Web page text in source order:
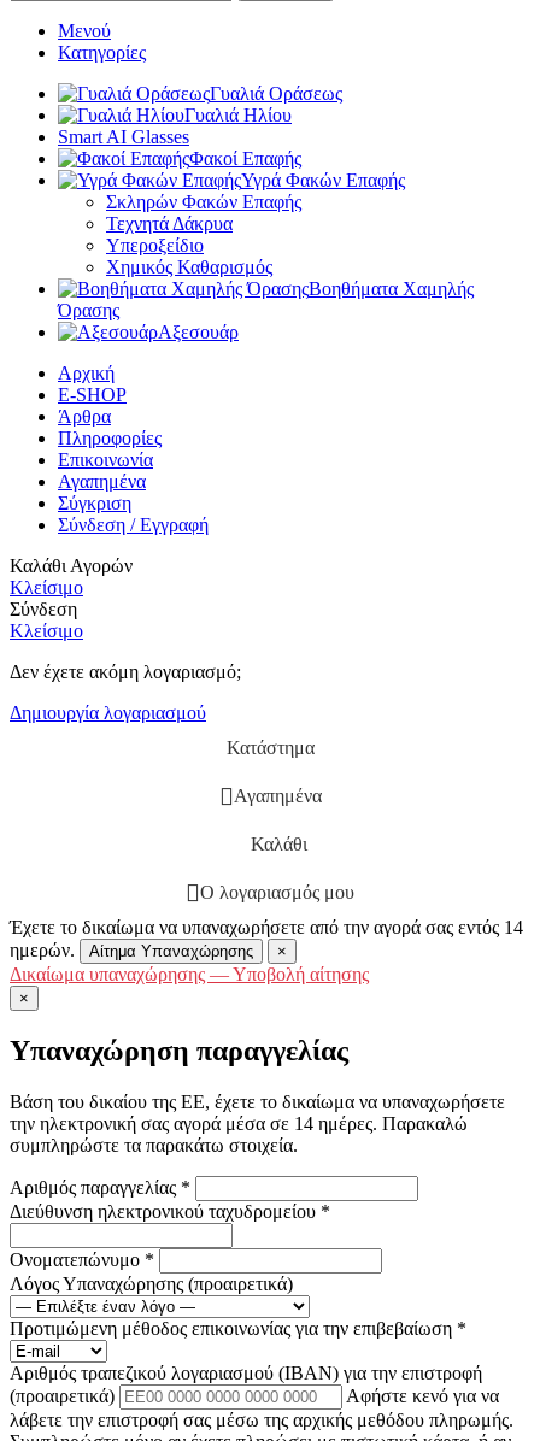
Μενού
Κατηγορίες
Γυαλιά Οράσεως
Γυαλιά Ηλίου
Smart AI Glasses
Φακοί Επαφής
Υγρά Φακών Επαφής
Σκληρών Φακών Επαφής
Τεχνητά Δάκρυα
Υπεροξείδιο
Χημικός Καθαρισμός
Βοηθήματα Χαμηλής
Όρασης
Αξεσουάρ
Αρχική
E-SHOP
Άρθρα
Πληροφορίες
Επικοινωνία
Αγαπημένα
Σύγκριση
Σύνδεση / Εγγραφή
Καλάθι Αγορών
Κλείσιμο
Σύνδεση
Κλείσιμο
Δεν έχετε ακόμη λογαριασμό;
Δημιουργία λογαριασμού
Κατάστημα
Αγαπημένα
Καλάθι
Ο λογαριασμός μου
Έχετε το δικαίωμα να υπαναχωρήσετε από την αγορά σας εντός 14
ημερών.
Αίτημα Υπαναχώρησης ×
Δικαίωμα υπαναχώρησης — Υποβολή αίτησης
×
Υπαναχώρηση παραγγελίας
Βάση του δικαίου της ΕΕ, έχετε το δικαίωμα να υπαναχωρήσετε
την ηλεκτρονική σας αγορά μέσα σε 14 ημέρες. Παρακαλώ
συμπληρώστε τα παρακάτω στοιχεία.
Αριθμός παραγγελίας *
Διεύθυνση ηλεκτρονικού ταχυδρομείου *
Ονοματεπώνυμο *
Λόγος Υπαναχώρησης (προαιρετικά)
Προτιμώμενη μέθοδος επικοινωνίας για την επιβεβαίωση *
Αριθμός τραπεζικού λογαριασμού (IBAN) για την επιστροφή
(προαιρετικά)
Αφήστε κενό για να
λάβετε την επιστροφή σας μέσω της αρχικής μεθόδου πληρωμής.